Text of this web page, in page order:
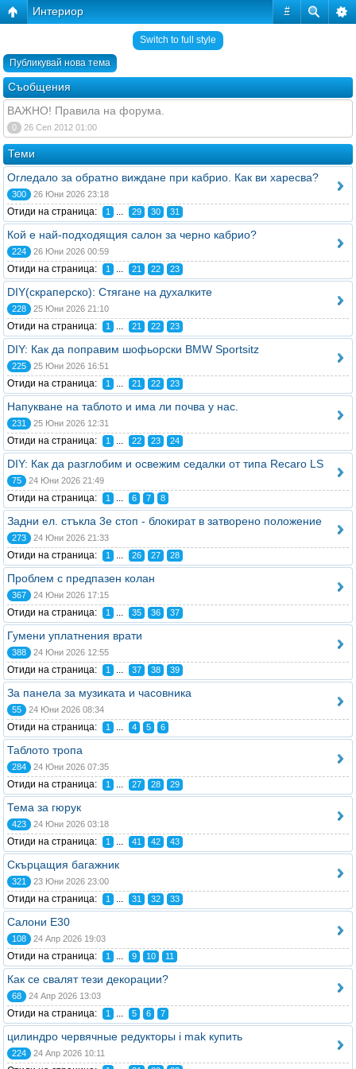
#
Интериор
Switch to full style
Публикувай нова тема
Съобщения
ВАЖНО! Правила на форума.
0 26 Сеп 2012 01:00
Теми
Огледало за обратно виждане при кабрио. Как ви харесва?
300 26 Юни 2026 23:18
Отиди на страница: 1 ... 29 30 31
Кой е най-подходящия салон за черно кабрио?
224 26 Юни 2026 00:59
Отиди на страница: 1 ... 21 22 23
DIY(скраперско): Стягане на духалките
228 25 Юни 2026 21:10
Отиди на страница: 1 ... 21 22 23
DIY: Как да поправим шофьорски BMW Sportsitz
225 25 Юни 2026 16:51
Отиди на страница: 1 ... 21 22 23
Напукване на таблото и има ли почва у нас.
231 25 Юни 2026 12:31
Отиди на страница: 1 ... 22 23 24
DIY: Как да разглобим и освежим седалки от типа Recaro LS
75 24 Юни 2026 21:49
Отиди на страница: 1 ... 6 7 8
Задни ел. стъкла 3е стоп - блокират в затворено положение
273 24 Юни 2026 21:33
Отиди на страница: 1 ... 26 27 28
Проблем с предпазен колан
367 24 Юни 2026 17:15
Отиди на страница: 1 ... 35 36 37
Гумени уплатнения врати
388 24 Юни 2026 12:55
Отиди на страница: 1 ... 37 38 39
За панела за музиката и часовника
55 24 Юни 2026 08:34
Отиди на страница: 1 ... 4 5 6
Таблото тропа
284 24 Юни 2026 07:35
Отиди на страница: 1 ... 27 28 29
Тема за гюрук
423 24 Юни 2026 03:18
Отиди на страница: 1 ... 41 42 43
Скърцащия багажник
321 23 Юни 2026 23:00
Отиди на страница: 1 ... 31 32 33
Салони Е30
108 24 Апр 2026 19:03
Отиди на страница: 1 ... 9 10 11
Как се свалят тези декорации?
68 24 Апр 2026 13:03
Отиди на страница: 1 ... 5 6 7
цилиндро червячные редукторы i mak купить
224 24 Апр 2026 10:11